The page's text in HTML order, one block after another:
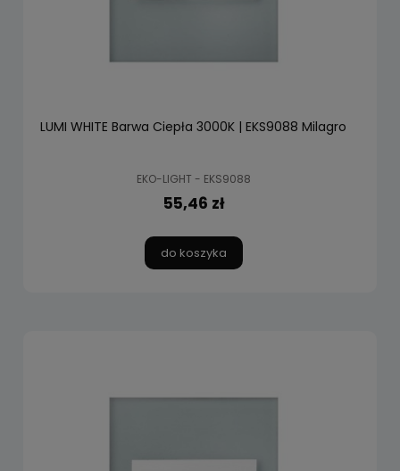
LUMI WHITE Barwa Ciepła 3000K | EKS9088 Milagro
EKO-LIGHT - EKS9088
55,46 zł
do koszyka